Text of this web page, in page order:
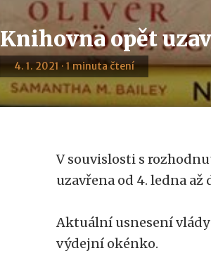
Knihovna opět
4. 1. 2021 · 1 minuta čtení
V souvislosti s
uzavřena od 4. ledna až
Aktuální usnesení
výdejní okénko.